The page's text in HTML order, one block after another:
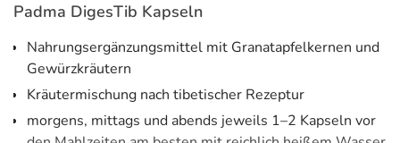
Padma DigesTib Kapseln
Nahrungsergänzungsmittel mit Granatapfelkernen und
Gewürzkräutern
Kräutermischung nach tibetischer Rezeptur
morgens, mittags und abends jeweils 1–2 Kapseln vor